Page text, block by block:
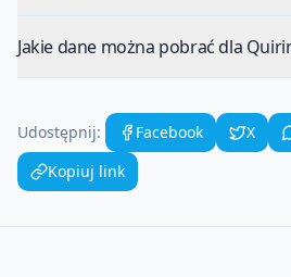
Jakie dane można pobrać dla
Udostępnij: Facebook X
Kopiuj link